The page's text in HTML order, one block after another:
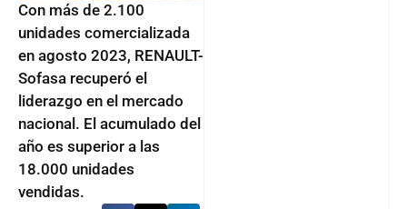
Con más de 2.100
unidades comercializada
en agosto 2023, RENAULT-
Sofasa recuperó el
liderazgo en el mercado
nacional. El acumulado del
año es superior a las
18.000 unidades
vendidas.